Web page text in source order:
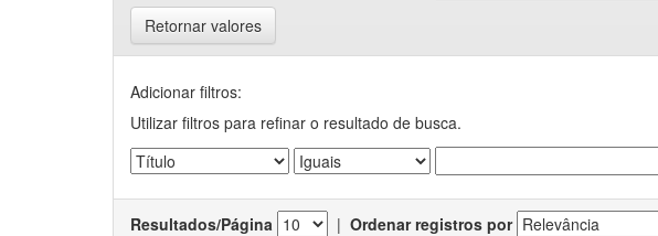
Retornar valores
Adicionar filtros:
Utilizar filtros para refinar o resultado de busca.
Resultados/Página | Ordenar registros por